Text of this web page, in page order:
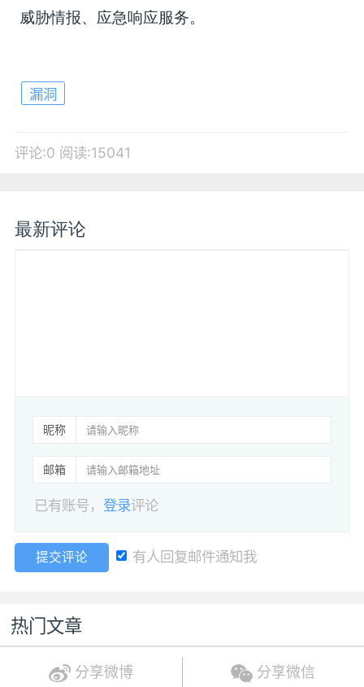
威胁情报、应急响应服务。
漏洞
评论:0 阅读:15041
最新评论
昵称
邮箱
已有账号，登录评论
提交评论 有人回复邮件通知我
热门文章
分享微博 分享微信